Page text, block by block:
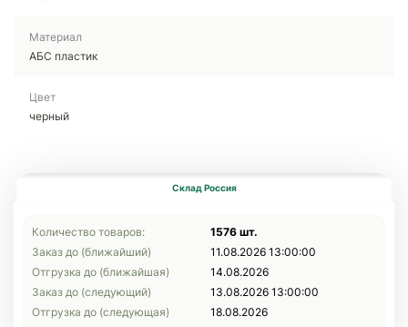
Материал
АБС пластик
Цвет
черный
Склад Россия
Количество товаров:
1576 шт.
Заказ до (ближайший)
11.08.2026 13:00:00
Отгрузка до (ближайшая)
14.08.2026
Заказ до (следующий)
13.08.2026 13:00:00
Отгрузка до (следующая)
18.08.2026